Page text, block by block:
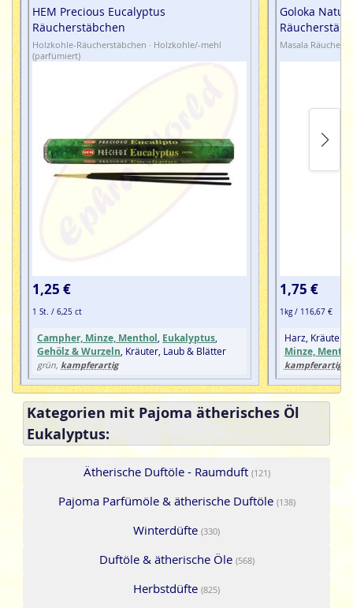
HEM Precious Eucalyptus
Räucherstäbchen
Holzkohle-Räucherstäbchen · Holzkohle/-mehl
(parfümiert)
1,25 €
1 St. / 6,25 ct
Campher, Minze, Menthol Eukalyptus
Gehölz & Wurzeln , Kräuter, Laub & Blätter
grün, kampferartig
Goloka
Masala
1,75 €
1kg / 116,67 €
Harz, Kräuter,
Minze,
kampferartig
Kategorien mit Pajoma ätherisches Öl
Eukalyptus:
Ätherische Duftöle - Raumduft (121)
Pajoma Parfümöle & ätherische Duftöle (138)
Winterdüfte (330)
Duftöle & ätherische Öle (568)
Herbstdüfte (825)